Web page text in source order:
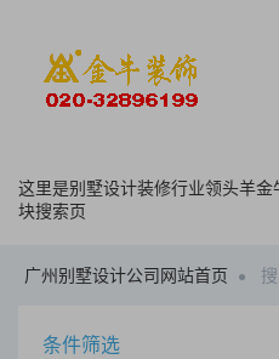
这里是别墅设计装修行业领头羊
块搜索页
广州别墅设计公司网站首页
条件筛选